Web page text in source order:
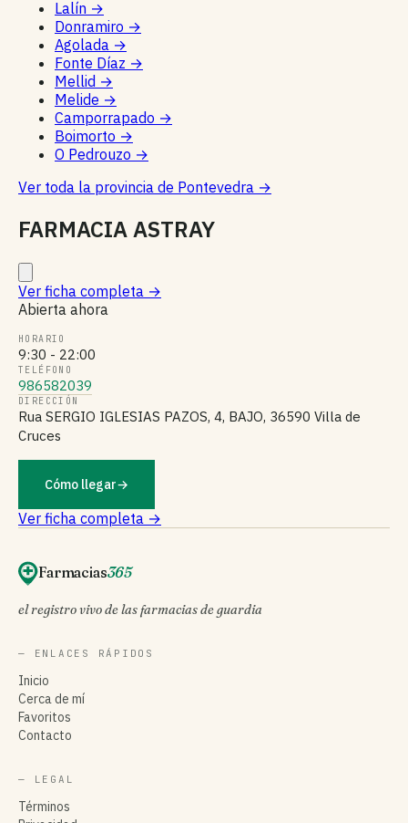
Lalín →
Donramiro →
Agolada →
Fonte Díaz →
Mellid →
Melide →
Camporrapado →
Boimorto →
O Pedrouzo →
Ver toda la provincia de Pontevedra →
FARMACIA ASTRAY
Ver ficha completa →
Abierta ahora
HORARIO
9:30 - 22:00
TELÉFONO
986582039
DIRECCIÓN
Rua SERGIO IGLESIAS PAZOS, 4, BAJO, 36590 Villa de
Cruces
Cómo llegar→
Ver ficha completa →
Farmacias365
el registro vivo de las farmacias de guardia
— ENLACES RÁPIDOS
Inicio
Cerca de mí
Favoritos
Contacto
— LEGAL
Términos